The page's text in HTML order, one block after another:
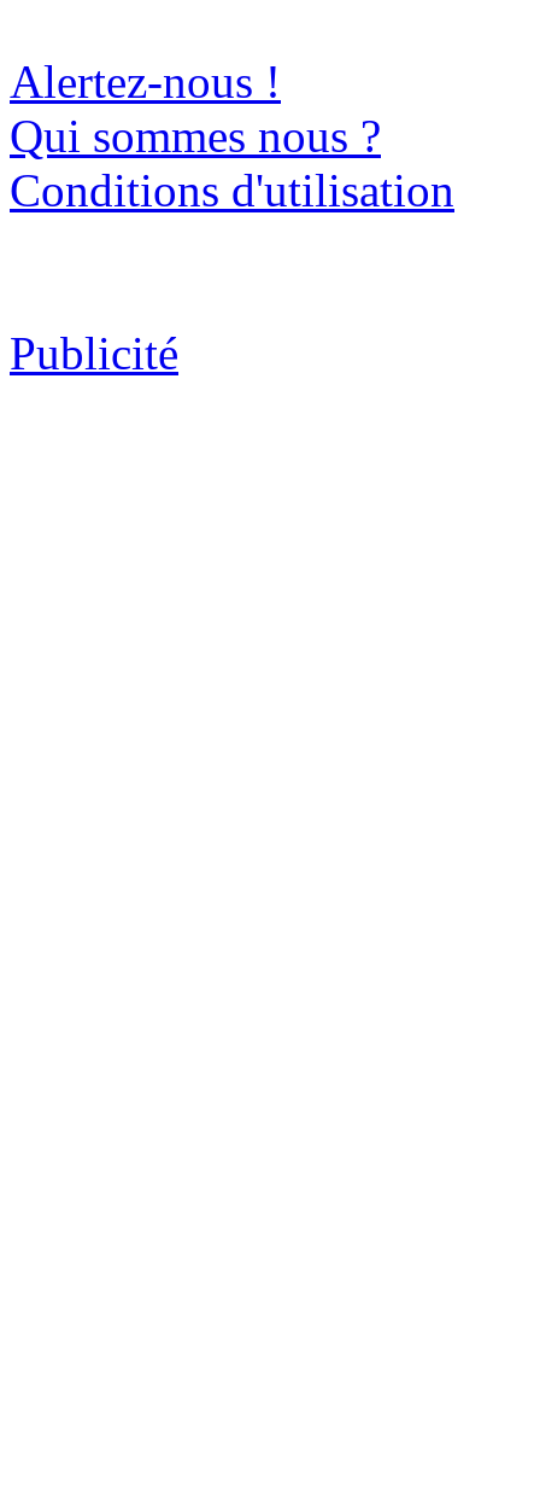
Alertez-nous !
Qui sommes nous ?
Conditions d'utilisation
Publicité